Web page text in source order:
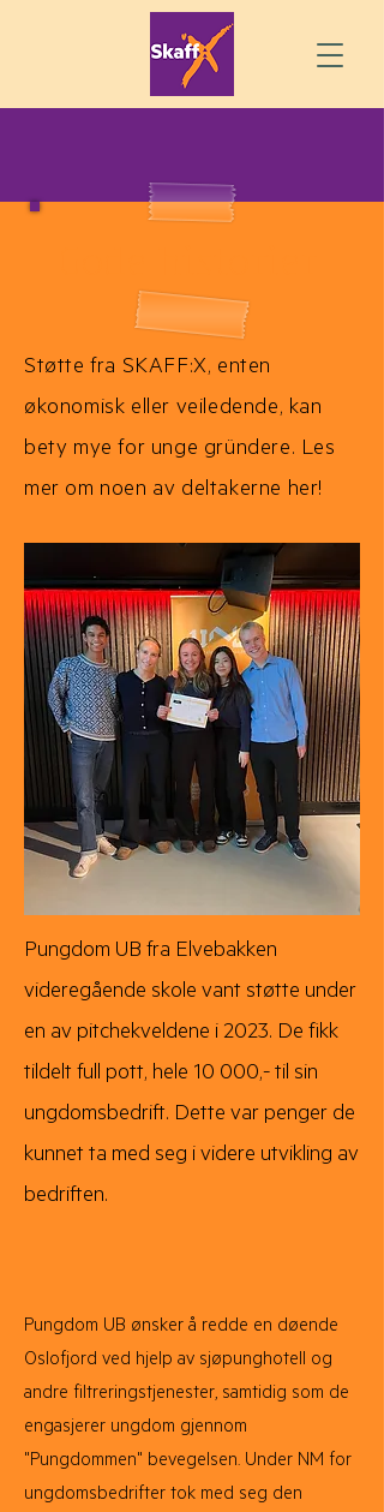
Støtte fra SKAFF:X, enten
økonomisk eller veiledende, kan
bety mye for unge gründere. Les
mer om noen av deltakerne her!
Pungdom UB fra Elvebakken
videregående skole vant støtte under
en av pitchekveldene i 2023. De fikk
tildelt full pott, hele 10 000,- til sin
ungdomsbedrift. Dette var penger de
kunnet ta med seg i videre utvikling av
bedriften.
Pungdom UB ønsker å redde en døende
Oslofjord ved hjelp av sjøpunghotell og
andre filtreringstjenester, samtidig som de
engasjerer ungdom gjennom
"Pungdommen" bevegelsen. Under NM for
ungdomsbedrifter tok med seg den